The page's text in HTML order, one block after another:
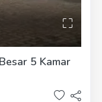
5 Kamar